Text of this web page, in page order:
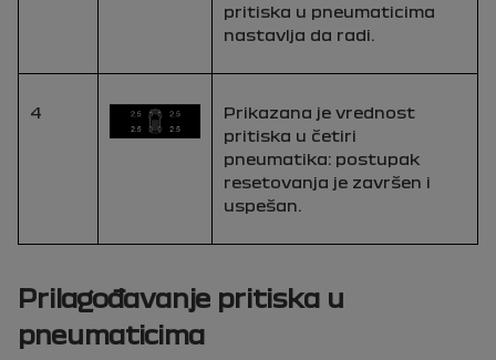
pritiska u pneumaticima
nastavlja da radi.
4
Prikazana je vrednost
pritiska u četiri
pneumatika: postupak
resetovanja je završen i
uspešan.
Prilagođavanje pritiska u
pneumaticima